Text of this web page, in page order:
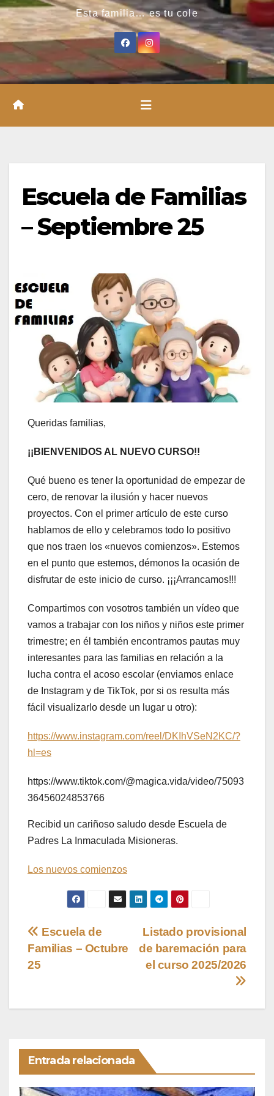
Esta familia… es tu cole
Escuela de Familias
– Septiembre 25
Queridas familias,
¡¡BIENVENIDOS AL NUEVO CURSO!!
Qué bueno es tener la oportunidad de empezar de
cero, de renovar la ilusión y hacer nuevos
proyectos. Con el primer artículo de este curso
hablamos de ello y celebramos todo lo positivo
que nos traen los «nuevos comienzos». Estemos
en el punto que estemos, démonos la ocasión de
disfrutar de este inicio de curso. ¡¡¡Arrancamos!!!
Compartimos con vosotros también un vídeo que
vamos a trabajar con los niños y niños este primer
trimestre; en él también encontramos pautas muy
interesantes para las familias en relación a la
lucha contra el acoso escolar (enviamos enlace
de Instagram y de TikTok, por si os resulta más
fácil visualizarlo desde un lugar u otro):
https://www.instagram.com/reel/DKIhVSeN2KC/?
hl=es
https://www.tiktok.com/@magica.vida/video/75093
36456024853766
Recibid un cariñoso saludo desde Escuela de
Padres La Inmaculada Misioneras.
Los nuevos comienzos
Navegación
de
Listado provisional
de baremación para
el curso 2025/2026
Escuela de
Familias – Octubre
25
Entrada relacionada